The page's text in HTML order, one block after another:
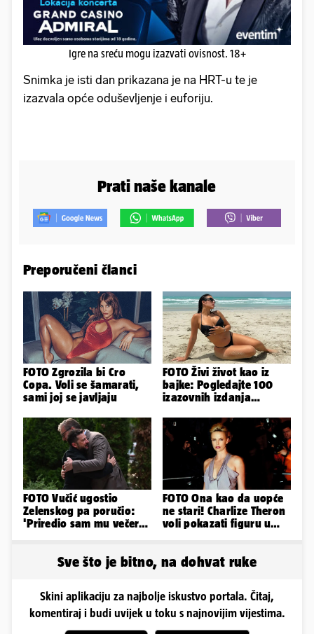
Igre na sreću mogu izazvati ovisnost. 18+
Snimka je isti dan prikazana je na HRT-u te je
izazvala opće oduševljenje i euforiju.
Prati naše kanale
Preporučeni članci
FOTO Zgrozila bi Cro
Copa. Voli se šamarati,
sami joj se javljaju
FOTO Živi život kao iz
bajke: Pogledajte 100
izazovnih izdanja
FOTO Vučić ugostio
Zelenskog pa poručio:
'Priredio sam mu večeru
FOTO Ona kao da uopće
ne stari! Charlize Theron
voli pokazati figuru u
Sve što je bitno, na dohvat ruke
Skini aplikaciju za najbolje iskustvo portala. Čitaj,
komentiraj i budi uvijek u toku s najnovijim vijestima.